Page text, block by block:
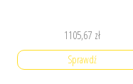
1105,67 zł
Sprawdź